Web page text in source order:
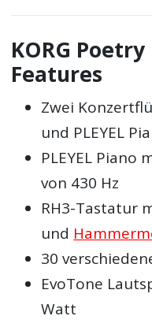
KORG
Features
Zwei
und PLEYEL
PLEYEL
von 430 Hz
RH3-Tastatur
und
30
EvoTone
Watt